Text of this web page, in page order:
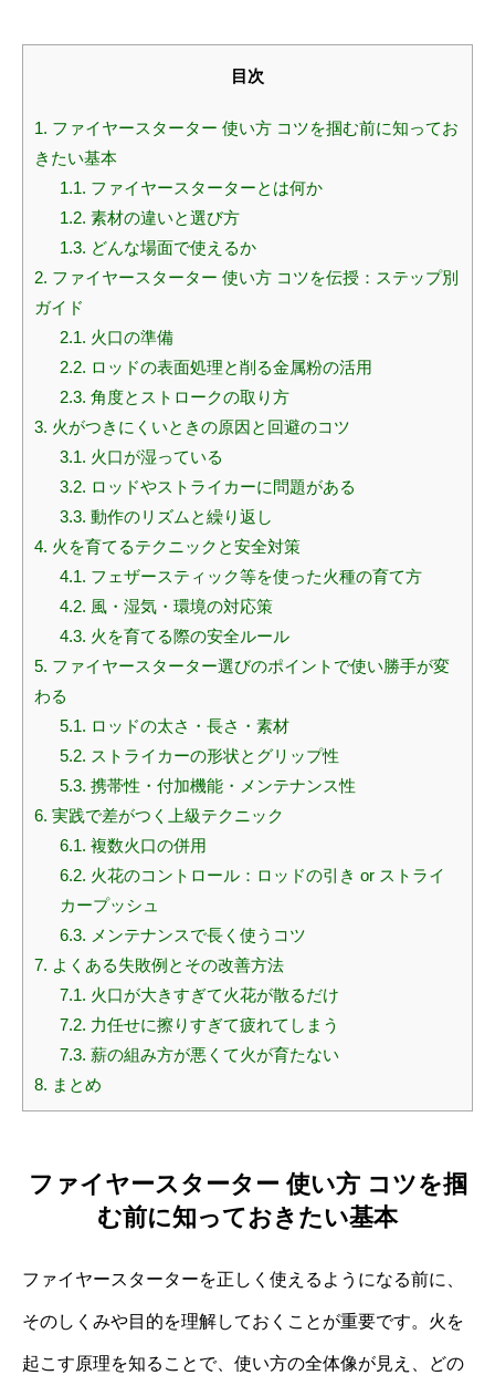
目次
1. ファイヤースターター 使い方 コツを掴む前に知ってお
きたい基本
1.1. ファイヤースターターとは何か
1.2. 素材の違いと選び方
1.3. どんな場面で使えるか
2. ファイヤースターター 使い方 コツを伝授：ステップ別
ガイド
2.1. 火口の準備
2.2. ロッドの表面処理と削る金属粉の活用
2.3. 角度とストロークの取り方
3. 火がつきにくいときの原因と回避のコツ
3.1. 火口が湿っている
3.2. ロッドやストライカーに問題がある
3.3. 動作のリズムと繰り返し
4. 火を育てるテクニックと安全対策
4.1. フェザースティック等を使った火種の育て方
4.2. 風・湿気・環境の対応策
4.3. 火を育てる際の安全ルール
5. ファイヤースターター選びのポイントで使い勝手が変
わる
5.1. ロッドの太さ・長さ・素材
5.2. ストライカーの形状とグリップ性
5.3. 携帯性・付加機能・メンテナンス性
6. 実践で差がつく上級テクニック
6.1. 複数火口の併用
6.2. 火花のコントロール：ロッドの引き or ストライ
カープッシュ
6.3. メンテナンスで長く使うコツ
7. よくある失敗例とその改善方法
7.1. 火口が大きすぎて火花が散るだけ
7.2. 力任せに擦りすぎて疲れてしまう
7.3. 薪の組み方が悪くて火が育たない
8. まとめ
ファイヤースターター 使い方 コツを掴
む前に知っておきたい基本
ファイヤースターターを正しく使えるようになる前に、
そのしくみや目的を理解しておくことが重要です。火を
起こす原理を知ることで、使い方の全体像が見え、どの